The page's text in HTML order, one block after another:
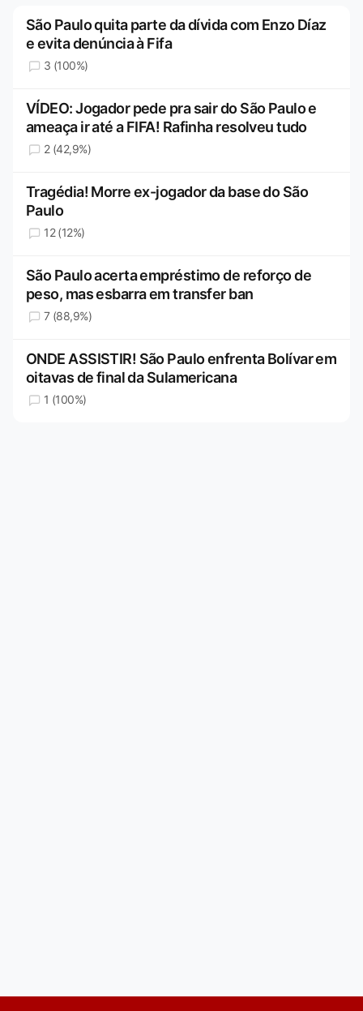
São Paulo quita parte da dívida com Enzo Díaz
e evita denúncia à Fifa
3 (100%)
VÍDEO: Jogador pede pra sair do São Paulo e
ameaça ir até a FIFA! Rafinha resolveu tudo
2 (42,9%)
Tragédia! Morre ex-jogador da base do São
Paulo
12 (12%)
São Paulo acerta empréstimo de reforço de
peso, mas esbarra em transfer ban
7 (88,9%)
ONDE ASSISTIR! São Paulo enfrenta Bolívar em
oitavas de final da Sulamericana
1 (100%)